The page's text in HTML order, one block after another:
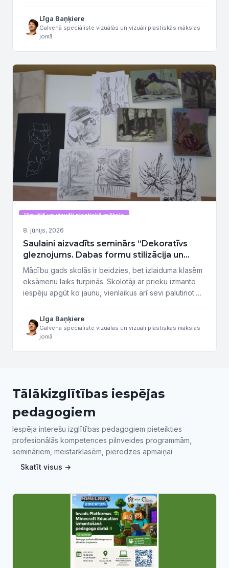
pilnveidi, veicinot pedagogu radošo darbību,
pieredzes apmaiņu un labās prakses popularizēšanu.
Materiāls izdots sadarbībā ar Rīgas valstspilsētas
„Veidosim akmens...
Līga Baņķiere
Galvenā speciāliste vizuālās un vizuāli plastiskās mākslas
jomā
Vizuālā un vizuāli plastiskā māksla
8. jūnijs, 2026
Saulaini aizvadīts seminārs “Dekoratīvs
gleznojums. Dabas formu stilizācija un
tonalitāte, gleznojot plenērā”
Mācību gads skolās ir beidzies, bet izlaiduma klasēm
eksāmenu laiks turpinās. Skolotāji ar prieku izmanto
iespēju apgūt ko jaunu, vienlaikus arī sevi palutinot.
pedagogiem, kuri ir atvērti jauniem izaicinājumiem un
eksperimentiem un kuri trešdien, 3. jūnijā, piedalījās
profesionālās pilnveides programmā “Dekoratīvs
Līga Baņķiere
Galvenā speciāliste vizuālās un vizuāli plastiskās mākslas
jomā
Tālākizglītības iespējas
pedagogiem
Iespēja interešu izglītības pedagogiem pieteikties
profesionālās kompetences pilnveides programmām,
semināriem, meistarklasēm, pieredzes apmaiņai
Skatīt visus →